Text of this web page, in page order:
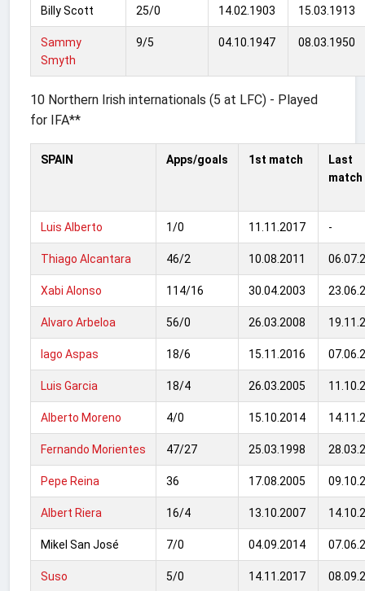
Billy Scott 25/0 14.02.1903 15.03.1913
Sammy
Smyth
9/5 04.10.1947 08.03.1950
10 Northern Irish internationals (5 at LFC) - Played
for IFA**
SPAIN Apps/goals 1st match
Last
match
Luis Alberto 1/0 11.11.2017 -
Thiago Alcantara 46/2 10.08.2011
Xabi Alonso 114/16 30.04.2003
Alvaro Arbeloa 56/0 26.03.2008
Iago Aspas 18/6 15.11.2016
Luis Garcia 18/4 26.03.2005
Alberto Moreno 4/0 15.10.2014
Fernando Morientes 47/27 25.03.1998
Pepe Reina 36 17.08.2005
Albert Riera 16/4 13.10.2007
Mikel San José 7/0 04.09.2014
Suso 5/0 14.11.2017